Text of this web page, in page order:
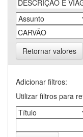
Retornar valores
Adicionar filtros:
Utilizar filtros para